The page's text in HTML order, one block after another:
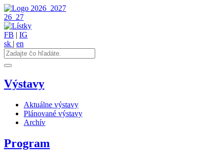
2026 2027
26 27
FB | IG
sk | en
Výstavy
Aktuálne výstavy
Plánované výstavy
Archív
Program